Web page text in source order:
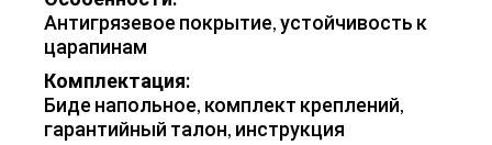
Антигрязевое покрытие, устойчивость к
царапинам
Комплектация:
Биде напольное, комплект креплений,
гарантийный талон, инструкция